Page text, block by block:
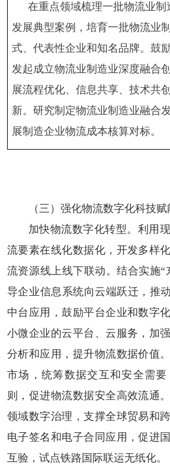
在重点领域梳理一批物流业
发展典型案例，培育一批物流业
式、代表性企业和知名品牌。鼓
发起成立物流业制造业深度融合
展流程优化、信息共享、技术共
新。研究制定物流业制造业融合
展制造企业物流成本核算对标。
（三）强化物流数字化科技赋
加快物流数字化转型。 利用
流要素在线化数据化，开发多样
流资源线上线下联动。结合实施“
导企业信息系统向云端跃迁，推
中台应用，鼓励平台企业和数字
小微企业的云平台、云服务，加
分析和应用，提升物流数据价值
市场，统筹数据交互和安全需
则，促进物流数据安全高效流通
领域数字治理，支撑全球贸易和
电子签名和电子合同应用，促进
互验，试点铁路国际联运无纸化。